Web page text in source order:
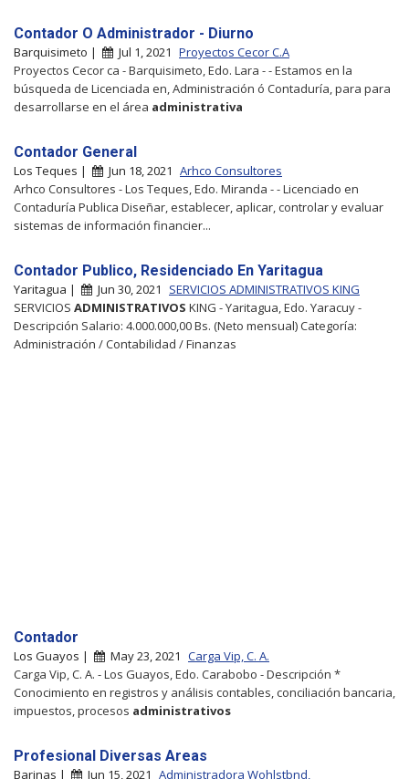
Contador O Administrador - Diurno
Barquisimeto | Jul 1, 2021 Proyectos Cecor C.A
Proyectos Cecor ca - Barquisimeto, Edo. Lara - - Estamos en la
búsqueda de Licenciada en, Administración ó Contaduría, para para
desarrollarse en el área administrativa
Contador General
Los Teques | Jun 18, 2021 Arhco Consultores
Arhco Consultores - Los Teques, Edo. Miranda - - Licenciado en
Contaduría Publica Diseñar, establecer, aplicar, controlar y evaluar
sistemas de información financier...
Contador Publico, Residenciado En Yaritagua
Yaritagua | Jun 30, 2021
SERVICIOS ADMINISTRATIVOS KING
SERVICIOS ADMINISTRATIVOS KING - Yaritagua, Edo. Yaracuy -
Descripción Salario: 4.000.000,00 Bs. (Neto mensual) Categoría:
Administración / Contabilidad / Finanzas
Contador
Los Guayos | May 23, 2021 Carga Vip, C. A.
Carga Vip, C. A. - Los Guayos, Edo. Carabobo - Descripción *
Conocimiento en registros y análisis contables, conciliación bancaria,
impuestos, procesos administrativos
Profesional Diversas Areas
Barinas | Jun 15, 2021 Administradora Wohlstbnd,